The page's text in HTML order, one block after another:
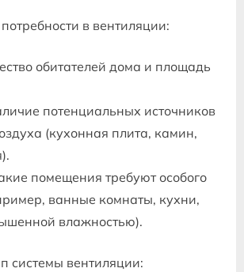
в вентиляции:
обитателей дома и площадь
потенциальных источников
(кухонная плита, камин,
помещения требуют особого
ванные комнаты, кухни,
влажностью).
системы вентиляции: